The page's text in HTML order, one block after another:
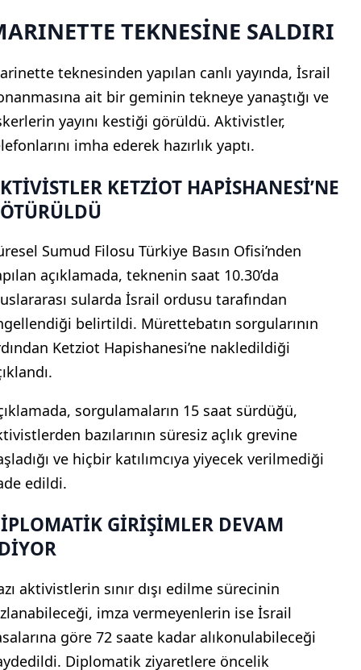
TEKNESİNE SALDIRI
teknesinden yapılan canlı yayında, İsrail
ait bir geminin tekneye yanaştığı ve
yayını kestiği görüldü. Aktivistler,
imha ederek hazırlık yaptı.
KETZİOT HAPİSHANESİ’NE
Sumud Filosu Türkiye Basın Ofisi’nden
açıklamada, teknenin saat 10.30’da
sularda İsrail ordusu tarafından
belirtildi. Mürettebatın sorgularının
Ketziot Hapishanesi’ne nakledildiği
sorgulamaların 15 saat sürdüğü,
bazılarının süresiz açlık grevine
ve hiçbir katılımcıya yiyecek verilmediği
edildi.
GİRİŞİMLER DEVAM
aktivistlerin sınır dışı edilme sürecinin
imza vermeyenlerin ise İsrail
göre 72 saate kadar alıkonulabileceği
Diplomatik ziyaretlere öncelik